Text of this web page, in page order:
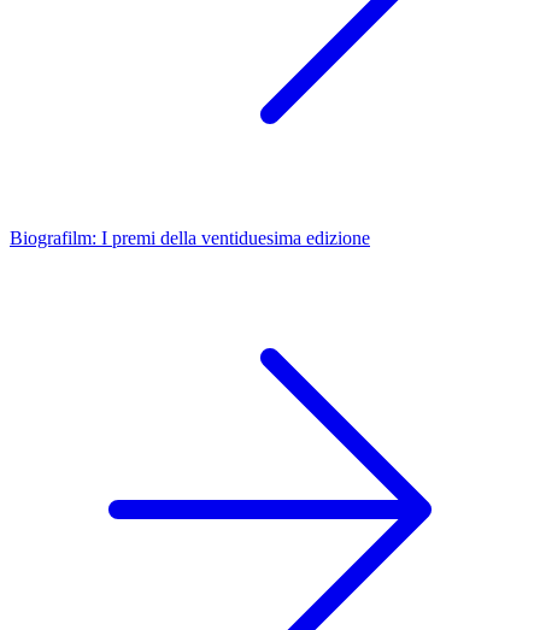
Biografilm: I premi della ventiduesima edizione